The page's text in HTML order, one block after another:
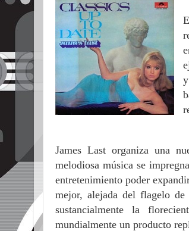
James Last organiza una
melodiosa música se
entretenimiento poder
mejor, alejada del flagelo
sustancialmente la
mundialmente un producto